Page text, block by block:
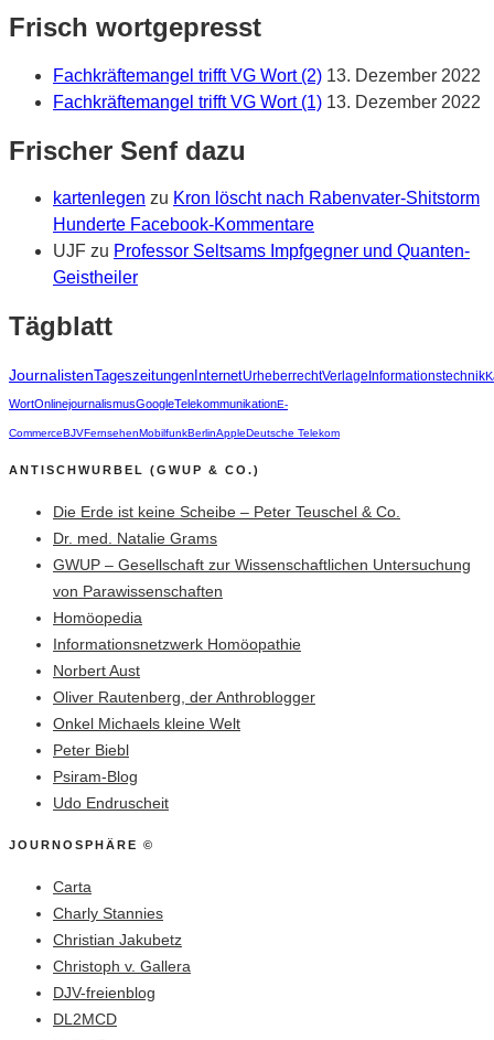
Frisch wortgepresst
Fachkräftemangel trifft VG Wort (2) 13. Dezember 2022
Fachkräftemangel trifft VG Wort (1) 13. Dezember 2022
Frischer Senf dazu
kartenlegen zu Kron löscht nach Rabenvater-Shitstorm
Hunderte Facebook-Kommentare
UJF zu Professor Seltsams Impfgegner und Quanten-
Geistheiler
Tägblatt
JournalistenTageszeitungen InternetUrheberrechtVerlage Informationstechnik
WortOnlinejournalismusGoogleTelekommunikationE-
CommerceBJVFernsehenMobilfunkBerlinAppleDeutsche Telekom
ANTISCHWURBEL (GWUP & CO.)
Die Erde ist keine Scheibe – Peter Teuschel & Co.
Dr. med. Natalie Grams
GWUP – Gesellschaft zur Wissenschaftlichen Untersuchung
von Parawissenschaften
Homöopedia
Informationsnetzwerk Homöopathie
Norbert Aust
Oliver Rautenberg, der Anthroblogger
Onkel Michaels kleine Welt
Peter Biebl
Psiram-Blog
Udo Endruscheit
JOURNOSPHÄRE ©
Carta
Charly Stannies
Christian Jakubetz
Christoph v. Gallera
DJV-freienblog
DL2MCD